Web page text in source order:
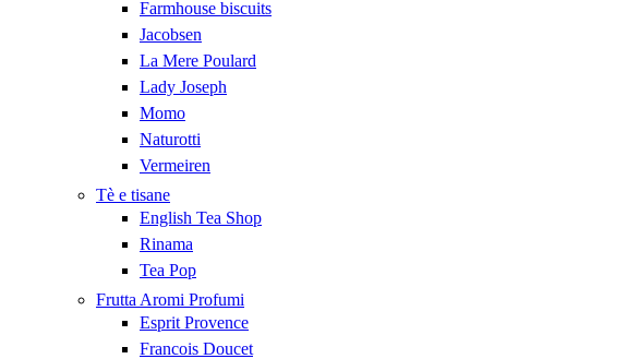
Farmhouse biscuits
Jacobsen
La Mere Poulard
Lady Joseph
Momo
Naturotti
Vermeiren
Tè e tisane
English Tea Shop
Rinama
Tea Pop
Frutta Aromi Profumi
Esprit Provence
Francois Doucet